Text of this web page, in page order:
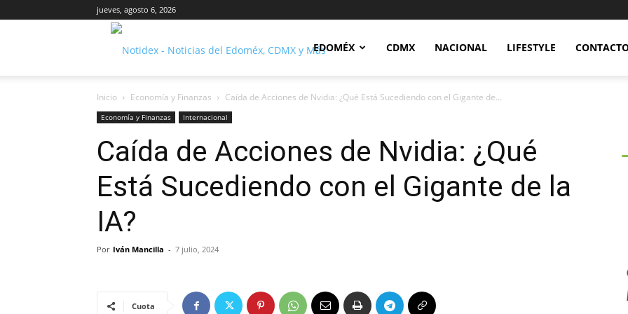
jueves, agosto 6, 2026
Notidex
EDOMÉX CDMX NACIONAL LIFESTYLE
Inicio Economía y Finanzas Caída de Acciones de Nvidia: ¿Qué Está Sucediendo con el Gigante de...
Economía y Finanzas Internacional
Caída de Acciones de Nvidia: ¿Qué
Está Sucediendo con el Gigante de la
IA?
Por Iván Mancilla - 7 julio, 2024
Cuota